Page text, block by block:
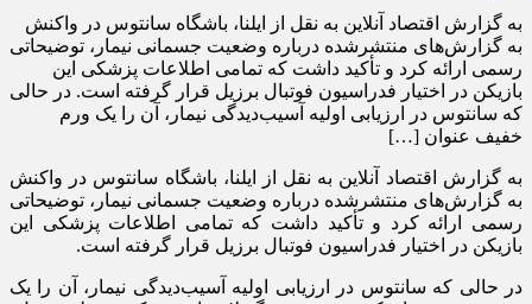
به گزارش اقتصاد آنلاین به نقل از ایلنا، باشگاه سانتوس در واکنش
به گزارش‌های منتشرشده درباره وضعیت جسمانی نیمار، توضیحاتی
رسمی ارائه کرد و تأکید داشت که تمامی اطلاعات پزشکی این
بازیکن در اختیار فدراسیون فوتبال برزیل قرار گرفته است. در حالی
که سانتوس در ارزیابی اولیه آسیب‌دیدگی نیمار، آن را یک ورم
خفیف عنوان […]
به گزارش اقتصاد آنلاین به نقل از ایلنا، باشگاه سانتوس در واکنش
به گزارش‌های منتشرشده درباره وضعیت جسمانی نیمار، توضیحاتی
رسمی ارائه کرد و تأکید داشت که تمامی اطلاعات پزشکی این
بازیکن در اختیار فدراسیون فوتبال برزیل قرار گرفته است.
در حالی که سانتوس در ارزیابی اولیه آسیب‌دیدگی نیمار، آن را یک